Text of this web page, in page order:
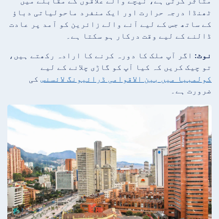
ٹھنڈا درجہ حرارت اور ایک منفرد ماحولیاتی دباؤ
کے ساتھ جس کے لیے آنے والے زائرین کو آمد پر عادت
ڈالنے کے لیے وقت درکار ہو سکتا ہے۔
نوٹ: اگر آپ ملک کا دورہ کرنے کا ارادہ رکھتے ہیں،
تو چیک کریں کہ کیا آپ کو گاڑی چلانے کے لیے
کولمبیا میں بین الاقوامی ڈرائیونگ لائسنس کی
ضرورت ہے۔